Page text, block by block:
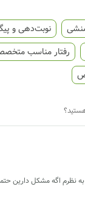
نوبت‌دهی و
رفتار مناسب
نظرم اگه مشکل دارین